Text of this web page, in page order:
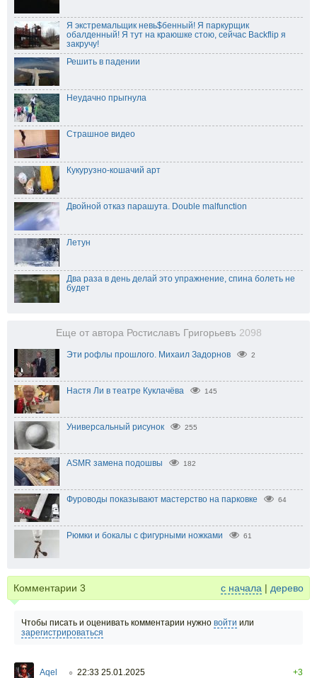
Я экстремальщик невь$бенный! Я паркурщик
обалденный! Я тут на краюшке стою, сейчас Backflip я
закручу!
Решить в падении
Неудачно прыгнула
Страшное видео
Кукурузно-кошачий арт
Двойной отказ парашута. Double malfunction
Летун
Два раза в день делай это упражнение, спина болеть не
будет
Еще от автора Ростиславъ Григорьевъ 2098
Эти рофлы прошлого. Михаил Задорнов 2
Настя Ли в театре Куклачёва 145
Универсальный рисунок 255
ASMR замена подошвы 182
Фуроводы показывают мастерство на парковке 64
Рюмки и бокалы с фигурными ножками 61
Комментарии 3 с начала | дерево
Чтобы писать и оценивать комментарии нужно войти или
зарегистрироваться
Aqel ○ 22:33 25.01.2025
+3